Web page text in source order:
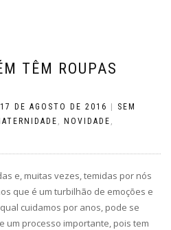
TÊM ROUPAS
17 DE AGOSTO DE 2016 | SEM
NOVIDADE
e, muitas vezes, temidas por nós
que é um turbilhão de emoções e
cuidamos por anos, pode se
um processo importante, pois tem